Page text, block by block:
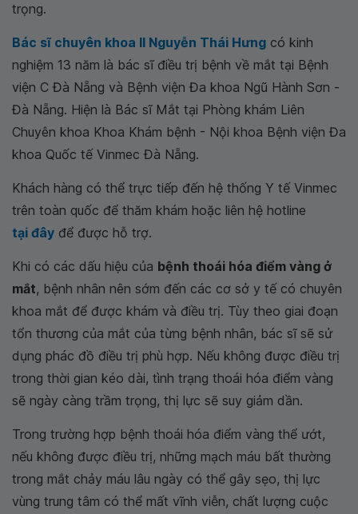
trọng.
Bác sĩ chuyên khoa II Nguyễn Thái Hưng có kinh
nghiệm 13 năm là bác sĩ điều trị bệnh về mắt tại Bệnh
viện C Đà Nẵng và Bệnh viện Đa khoa Ngũ Hành Sơn -
Đà Nẵng. Hiện là Bác sĩ Mắt tại Phòng khám Liên
Chuyên khoa Khoa Khám bệnh - Nội khoa Bệnh viện Đa
khoa Quốc tế Vinmec Đà Nẵng.
Khách hàng có thể trực tiếp đến hệ thống Y tế Vinmec
trên toàn quốc để thăm khám hoặc liên hệ hotline
tại đây để được hỗ trợ.
Khi có các dấu hiệu của bệnh thoái hóa điểm vàng ở
mắt, bệnh nhân nên sớm đến các cơ sở y tế có chuyên
khoa mắt để được khám và điều trị. Tùy theo giai đoạn
tổn thương của mắt của từng bệnh nhân, bác sĩ sẽ sử
dụng phác đồ điều trị phù hợp. Nếu không được điều trị
trong thời gian kéo dài, tình trạng thoái hóa điểm vàng
sẽ ngày càng trầm trọng, thị lực sẽ suy giảm dần.
Trong trường hợp bệnh thoái hóa điểm vàng thể ướt,
nếu không được điều trị, những mạch máu bất thường
trong mắt chảy máu lâu ngày có thể gây sẹo, thị lực
vùng trung tâm có thể mất vĩnh viễn, chất lượng cuộc